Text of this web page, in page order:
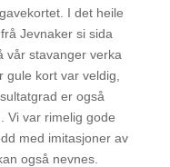
I det heile
Jevnaker si sida
vår stavanger verka
kort var veldig,
er også
Vi var rimelig gode
med imitasjoner av
også nevnes.